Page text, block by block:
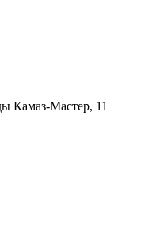
Камаз-Мастер, 11